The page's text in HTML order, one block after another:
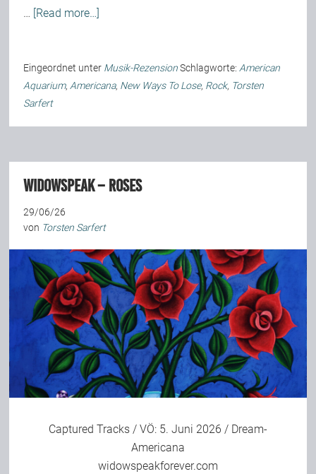
… [Read more…]
Eingeordnet unter Musik-Rezension Schlagworte: American
Aquarium, Americana, New Ways To Lose, Rock, Torsten
Sarfert
Widowspeak – Roses
29/06/26
von Torsten Sarfert
Captured Tracks / VÖ: 5. Juni 2026 / Dream-
Americana
widowspeakforever.com